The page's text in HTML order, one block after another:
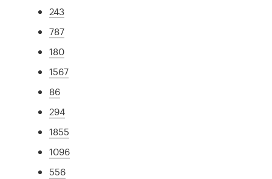
243
787
180
1567
86
294
1855
1096
556